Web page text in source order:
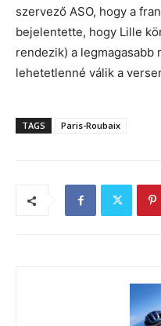
szervező ASO, hogy a
bejelentette, hogy Lille
rendezik) a legmagasabb
lehetetlenné válik a
TAGS Paris-Roubaix